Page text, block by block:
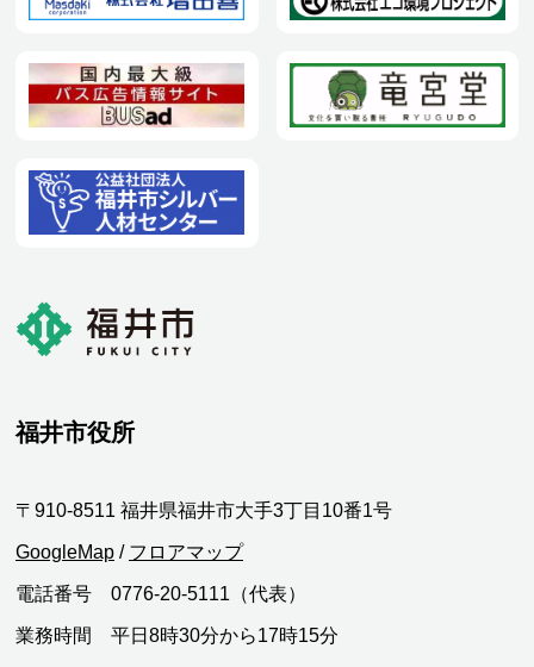
福井市役所
〒910-8511 福井県福井市大手3丁目10番1号
GoogleMap / フロアマップ
電話番号 0776-20-5111（代表）
業務時間 平日8時30分から17時15分